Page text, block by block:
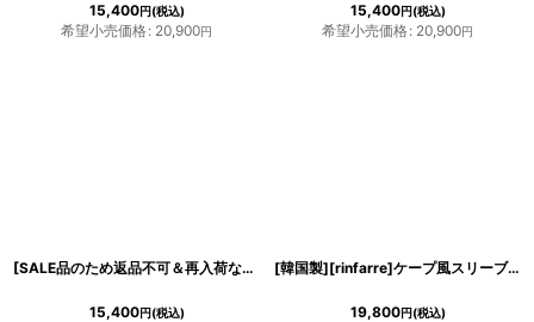
15,400円(税込)
希望小売価格: 20,900円
15,400円(税込)
希望小売価格: 20,900円
[SALE品のため返品不可＆再入荷なしの現品限り][韓国製][rinfarre]オフショルダー・飾りボタン・グリーン・バイカラー・ホワイトライン・シンプル・無地・七分袖・タイト・ミディアムドレス・ワンピース[薗田杏奈着用][送料無料]
15,400円(税込)
[韓国製][rinfarre]ケープ風スリーブ・切り込み・オフショルダー・タイト・ミディアムドレス・ワンピース[MIRIN着用][送料無料]
19,800円(税込)